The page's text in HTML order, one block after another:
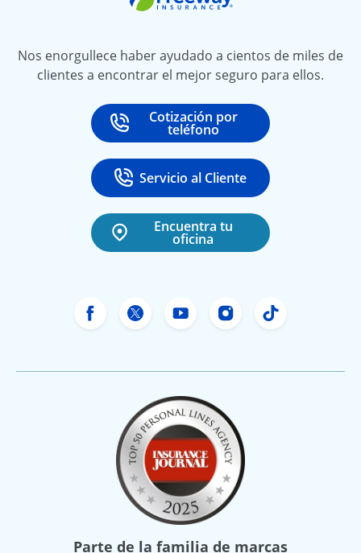
Nos enorgullece haber ayudado a cientos de miles de
clientes a encontrar el mejor seguro para ellos.
Call
Cotización por
teléfono
at
Call
Servicio al Cliente
at 888-531-6720
Encuentra tu
oficina
Facebook de Freeway Insurance
X de Freeway Insurance
YouTube de Freeway
Instagram
TikTok
Parte de la familia de marcas